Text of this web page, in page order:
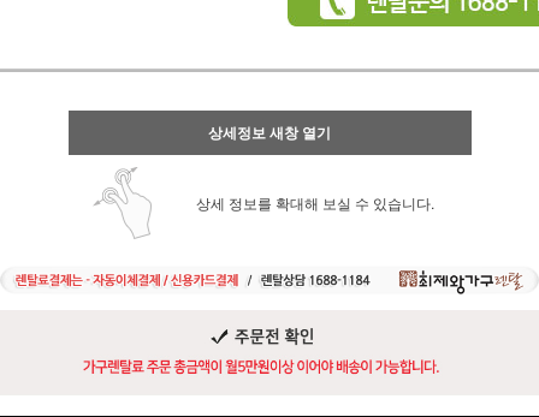
상세정보 새창 열기
상세 정보를 확대해 보실 수 있습니다.